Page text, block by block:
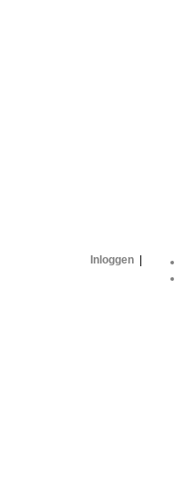
Inloggen